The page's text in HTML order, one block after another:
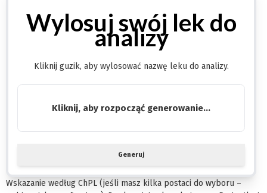
Wylosuj swój lek do
analizy
Kliknij guzik, aby wylosować nazwę leku do analizy.
Kliknij, aby rozpocząć generowanie...
Generuj
Wskazanie według ChPL (jeśli masz kilka postaci do wyboru –